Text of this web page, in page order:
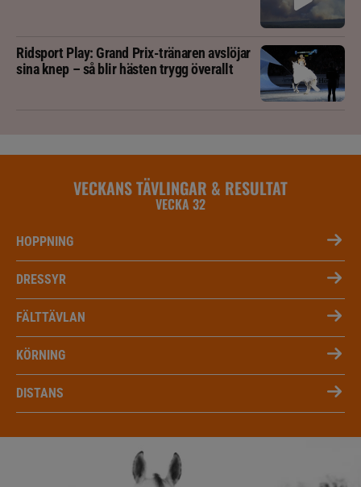
Ridsport Play: Grand Prix-tränaren avslöjar
sina knep – så blir hästen trygg överallt
VECKANS TÄVLINGAR & RESULTAT
VECKA 32
HOPPNING
DRESSYR
FÄLTTÄVLAN
KÖRNING
DISTANS